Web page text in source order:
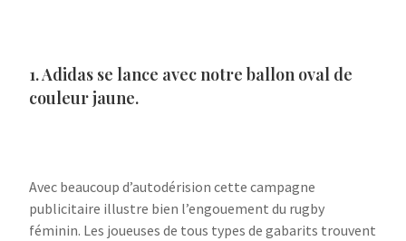
1. Adidas se lance avec notre ballon oval de
couleur jaune.
Avec beaucoup d’autodérision cette campagne
publicitaire illustre bien l’engouement du rugby
féminin. Les joueuses de tous types de gabarits trouvent